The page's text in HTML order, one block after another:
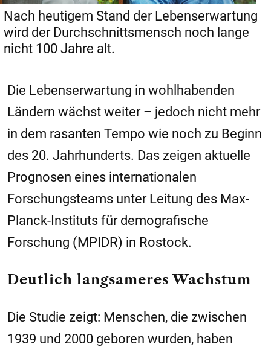
Nach heutigem Stand der Lebenserwartung
wird der Durchschnittsmensch noch lange
nicht 100 Jahre alt.
Die Lebenserwartung in wohlhabenden
Ländern wächst weiter – jedoch nicht mehr
in dem rasanten Tempo wie noch zu Beginn
des 20. Jahrhunderts. Das zeigen aktuelle
Prognosen eines internationalen
Forschungsteams unter Leitung des Max-
Planck-Instituts für demografische
Forschung (MPIDR) in Rostock.
Deutlich langsameres Wachstum
Die Studie zeigt: Menschen, die zwischen
1939 und 2000 geboren wurden, haben